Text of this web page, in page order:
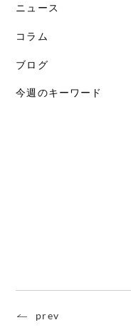
ニュース
コラム
ブログ
今週のキーワード
prev